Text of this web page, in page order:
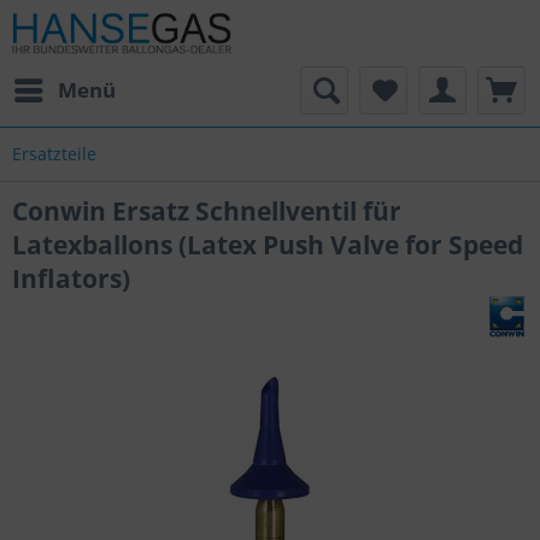
Menü
Ersatzteile
Conwin Ersatz Schnellventil für
Latexballons (Latex Push Valve for Speed
Inflators)